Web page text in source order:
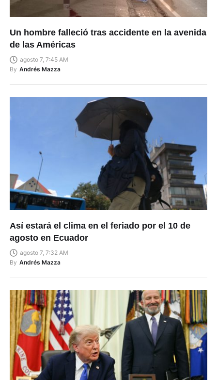
Un hombre falleció tras accidente en la avenida
de las Américas
agosto 7, 7:45 AM
By Andrés Mazza
Así estará el clima en el feriado por el 10 de
agosto en Ecuador
agosto 7, 7:32 AM
By Andrés Mazza